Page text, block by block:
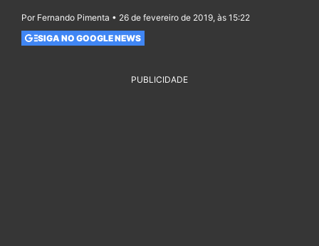
Por Fernando Pimenta • 26 de fevereiro de 2019, às 15:22
SIGA NO GOOGLE NEWS
PUBLICIDADE